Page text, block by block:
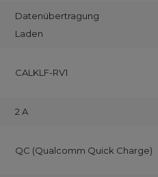
Datenübertragung
Laden
CALKLF-RV1
2 A
QC (Qualcomm Quick Charge)